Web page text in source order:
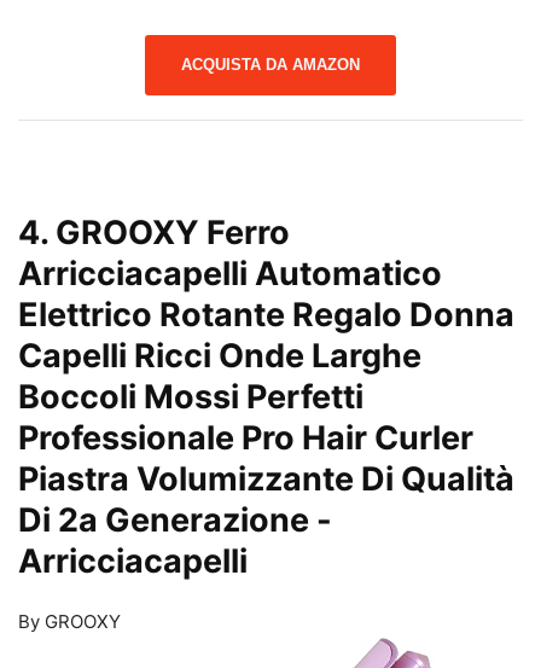
ACQUISTA DA AMAZON
4. GROOXY Ferro
Arricciacapelli Automatico
Elettrico Rotante Regalo Donna
Capelli Ricci Onde Larghe
Boccoli Mossi Perfetti
Professionale Pro Hair Curler
Piastra Volumizzante Di Qualità
Di 2a Generazione -
Arricciacapelli
By GROOXY